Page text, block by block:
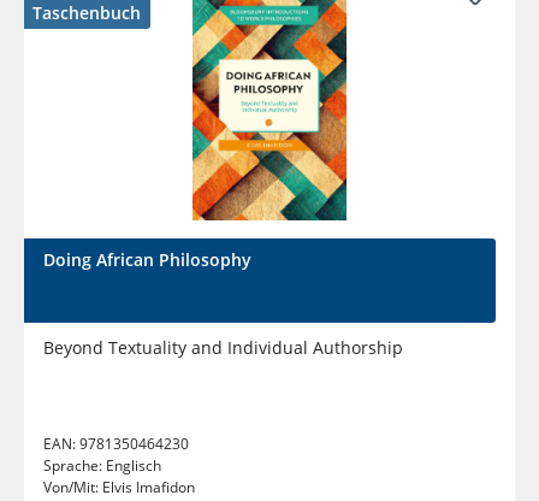
Taschenbuch
Doing African Philosophy
Beyond Textuality and Individual Authorship
EAN:9781350464230
Sprache: Englisch
Von/Mit: Elvis Imafidon